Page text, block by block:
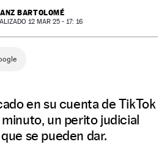
BARTOLOMÉ
12 MAR 25 - 17: 16
en su cuenta de TikTok
un perito judicial
se pueden dar.